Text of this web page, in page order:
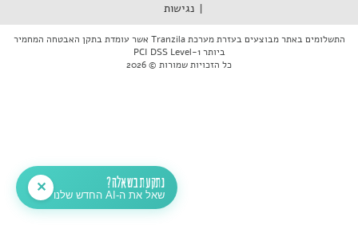
נגישות
התשלומים באתר מבוצעים בעזרת מערכת Tranzila אשר עומדת בתקן האבטחה המחמיר
ביותר PCI DSS Level-1
כל הזכויות שמורות © 2026
נתקעת בשאלה?
שאל את ה-AI החדש שלנו
✕